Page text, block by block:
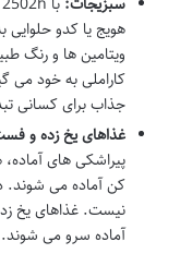
هویج یا کدو
ویتامین ها و رنگ
کاراملی به خود می
جذاب برای کسانی
غذاهای یخ زده و
پیراشکی های
کن آماده می شوند.
نیست. غذاهای یخ
آماده سرو می شوند.